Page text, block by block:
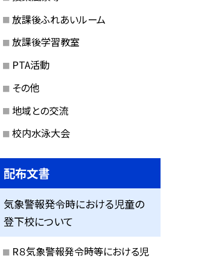
放課後ふれあいルーム
放課後学習教室
PTA活動
その他
地域との交流
校内水泳大会
配布文書
気象警報発令時における児童の
登下校について
R８気象警報発令時等における児